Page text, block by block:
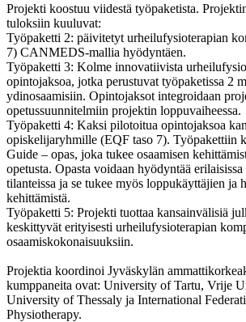
Projekti koostuu viidestä työpaketista.
tuloksiin kuuluvat:
Työpaketti 2: päivitetyt urheilufysioterapian
7) CANMEDS-mallia hyödyntäen.
Työpaketti 3: Kolme innovatiivista
opintojaksoa, jotka perustuvat työpaketissa 2
ydinosaamisiin. Opintojaksot integroidaan
opetussuunnitelmiin projektin loppuvaiheessa.
Työpaketti 4: Kaksi pilotoitua opintojaksoa
opiskelijaryhmille (EQF taso 7). Työpakettiin
Guide – opas, joka tukee osaamisen
opetusta. Opasta voidaan hyödyntää
tilanteissa ja se tukee myös loppukäyttäjien ja
kehittämistä.
Työpaketti 5: Projekti tuottaa kansainvälisiä
keskittyvät erityisesti urheilufysioterapian
osaamiskokonaisuuksiin.
Projektia koordinoi Jyväskylän
kumppaneita ovat: University of Tartu, Vrije
University of Thessaly ja International
Physiotherapy.